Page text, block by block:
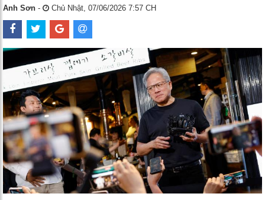
Anh Sơn - Chủ Nhật, 07/06/2026 7:57 CH